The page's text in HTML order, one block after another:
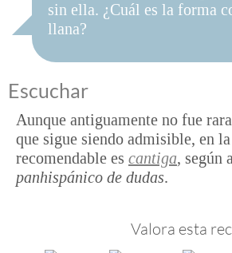
sin ella. ¿Cuál es la forma
llana?
Escuchar
Aunque antiguamente no fue
que sigue siendo admisible, en
recomendable es cantiga, según
panhispánico de dudas.
Valora esta